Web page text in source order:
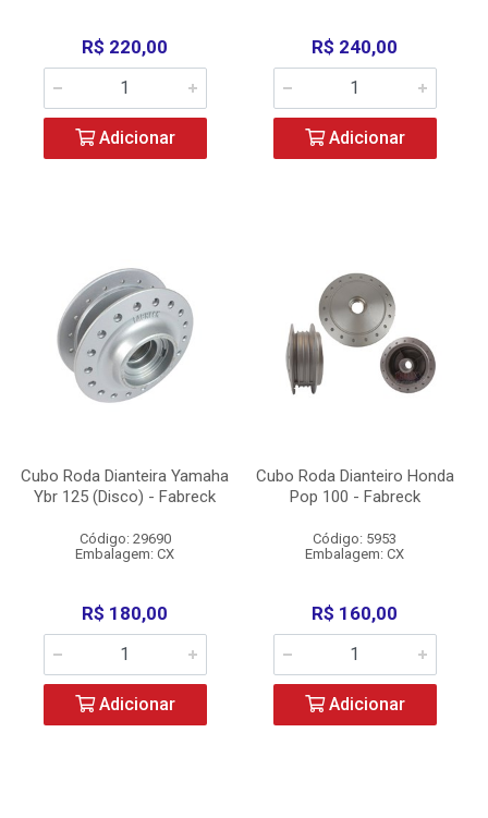
R$ 220,00
Adicionar
R$ 240,00
Adicionar
Cubo Roda Dianteira Yamaha
Ybr 125 (Disco) - Fabreck
Código: 29690
Embalagem: CX
R$ 180,00
Adicionar
Cubo Roda Dianteiro Honda
Pop 100 - Fabreck
Código: 5953
Embalagem: CX
R$ 160,00
Adicionar